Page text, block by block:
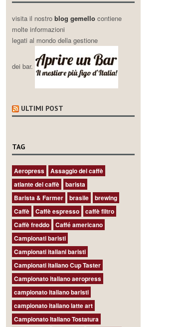
visita il nostro blog gemello contiene
molte informazioni
legati al mondo della gestione
dei bar.
ULTIMI POST
TAG
Aeropress
Assaggio del caffè
atlante del caffè
barista
Barista & Farmer
brasile
brewing
Caffè
Caffè espresso
caffè filtro
Caffè freddo
Caffé americano
Campionati baristi
Campionati italiani baristi
Campionati italiano Cup Taster
Campionato italiano aeropress
campionato italiano baristi
campionato italiano latte art
Campionato Italiano Tostatura